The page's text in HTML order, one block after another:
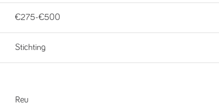
€275-€500
Stichting
Reu